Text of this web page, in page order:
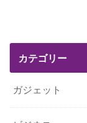
カテゴリー
ガジェット